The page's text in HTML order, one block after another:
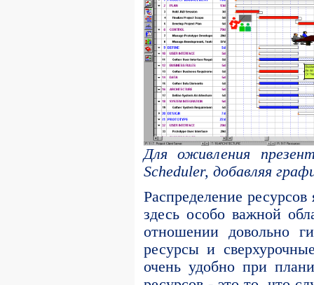
Для оживления
Scheduler, добавляя
Распределение
здесь особо важной
отношении довольно
ресурсы и
очень удобно при